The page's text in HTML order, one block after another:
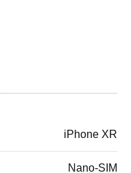
iPhone XR
Nano-SIM